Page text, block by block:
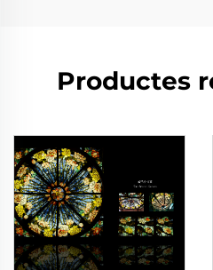
Productes